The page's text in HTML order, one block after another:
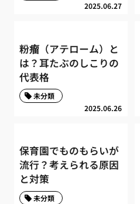
2025.06.27
粉瘤（アテローム）と
は？耳たぶのしこりの
代表格
2025.06.26
未分類
保育園でものもらいが
流行？考えられる原因
と対策
未分類